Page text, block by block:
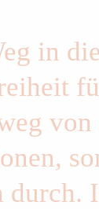
in
von
durch.